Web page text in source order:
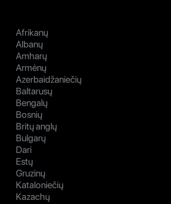
Afrikanų
Albanų
Amharų
Armėnų
Azerbaidžaniečių
Baltarusų
Bengalų
Bosnių
Britų anglų
Bulgarų
Dari
Estų
Gruzinų
Kataloniečių
Kazachų